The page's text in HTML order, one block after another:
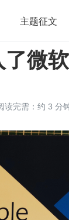
主题征文
算法
微
读完需：约 3 分